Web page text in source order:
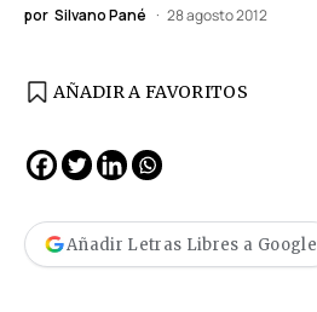
por Silvano Pané 28 agosto 2012
AÑADIR A FAVORITOS
Añadir Letras Libres a Google